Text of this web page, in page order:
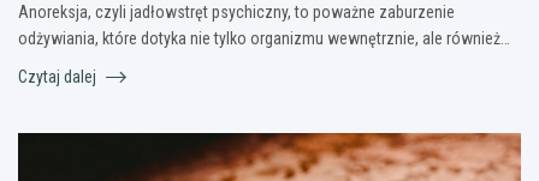
Anoreksja, czyli jadłowstręt psychiczny, to poważne zaburzenie
odżywiania, które dotyka nie tylko organizmu wewnętrznie, ale również…
Czytaj dalej